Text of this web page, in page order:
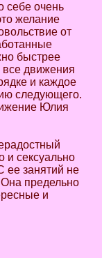
себе очень
желание
от
быстрее
все движения
и каждое
следующего.
Юлия
и сексуально
ее занятий не
предельно
и